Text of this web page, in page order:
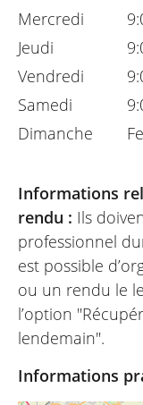
Mercredi
Jeudi
Vendredi
Samedi
Dimanche
Informations
rendu : Ils
professionnel
est possible
ou un rendu le
l’option
lendemain".
Informations